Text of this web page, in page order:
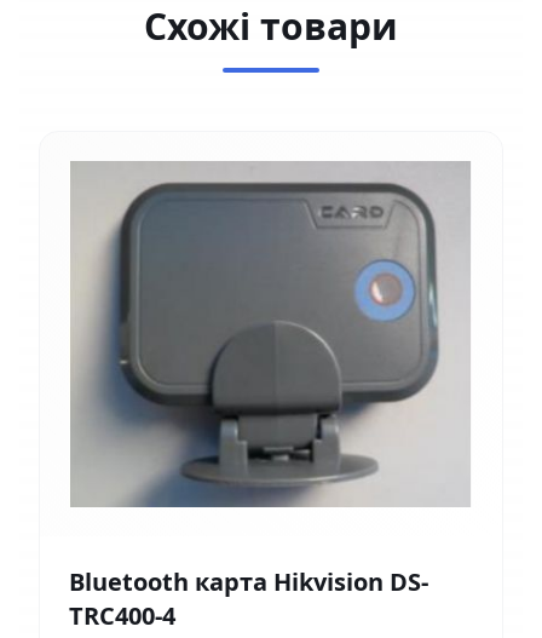
Схожі товари
Bluetooth карта Hikvision DS-
TRC400-4